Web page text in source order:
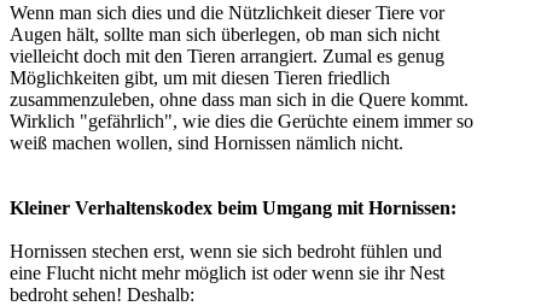
Wenn man sich dies und die Nützlichkeit dieser Tiere vor
Augen hält, sollte man sich überlegen, ob man sich nicht
vielleicht doch mit den Tieren arrangiert. Zumal es genug
Möglichkeiten gibt, um mit diesen Tieren friedlich
zusammenzuleben, ohne dass man sich in die Quere kommt.
Wirklich "gefährlich", wie dies die Gerüchte einem immer so
weiß machen wollen, sind Hornissen nämlich nicht.
Kleiner Verhaltenskodex beim Umgang mit Hornissen:
Hornissen stechen erst, wenn sie sich bedroht fühlen und
eine Flucht nicht mehr möglich ist oder wenn sie ihr Nest
bedroht sehen! Deshalb: